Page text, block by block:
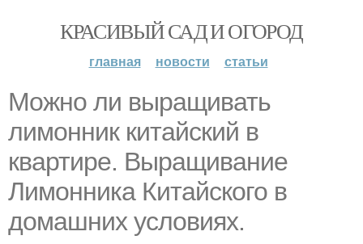
КРАСИВЫЙ САД И ОГОРОД
главная новости статьи
Можно ли выращивать
лимонник китайский в
квартире. Выращивание
Лимонника Китайского в
домашних условиях.